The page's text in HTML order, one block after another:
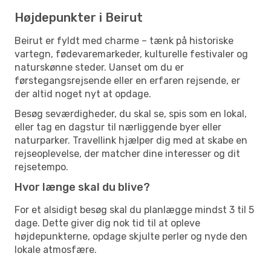
Højdepunkter i Beirut
Beirut er fyldt med charme – tænk på historiske
vartegn, fødevaremarkeder, kulturelle festivaler og
naturskønne steder. Uanset om du er
førstegangsrejsende eller en erfaren rejsende, er
der altid noget nyt at opdage.
Besøg seværdigheder, du skal se, spis som en lokal,
eller tag en dagstur til nærliggende byer eller
naturparker. Travellink hjælper dig med at skabe en
rejseoplevelse, der matcher dine interesser og dit
rejsetempo.
Hvor længe skal du blive?
For et alsidigt besøg skal du planlægge mindst 3 til 5
dage. Dette giver dig nok tid til at opleve
højdepunkterne, opdage skjulte perler og nyde den
lokale atmosfære.